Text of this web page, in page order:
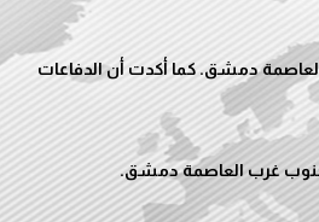
دمشق. كما أكدت أن الدفاعات